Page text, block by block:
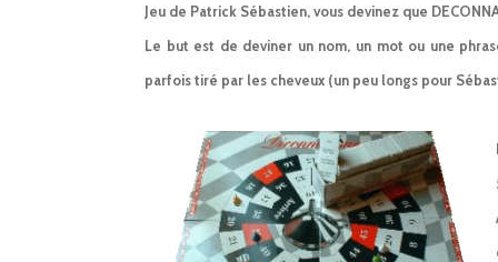
Jeu de Patrick Sébastien, vous devinez que
Le but est de deviner un nom, un mot ou une
parfois tiré par les cheveux (un peu longs pour